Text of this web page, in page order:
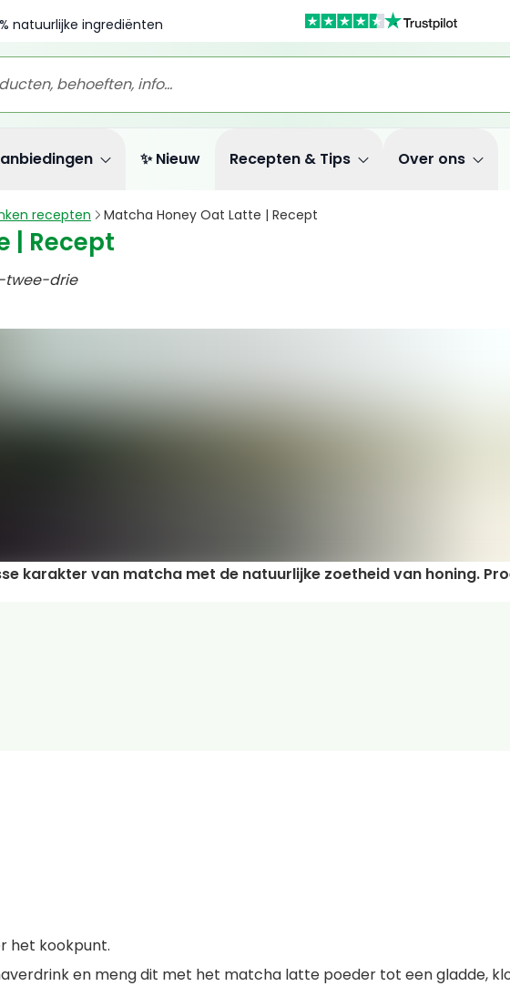
natuurlijke ingrediënten
✨ Nieuw Recepten & Tips Over ons
recepten Matcha Honey Oat Latte | Recept
| Recept
twee-drie
karakter van matcha met de natuurlijke zoetheid van honing.
het kookpunt.
en meng dit met het matcha latte poeder tot een gladde,